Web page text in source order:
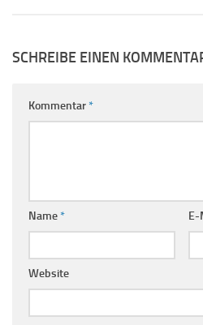
SCHREIBE EINEN
Kommentar*
Name* E-
Website